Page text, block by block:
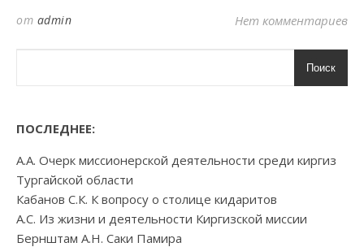
от admin Нет комментариев
Поиск
ПОСЛЕДНЕЕ:
А.А. Очерк миссионерской деятельности среди киргиз
Тургайской области
Кабанов С.К. К вопросу о столице кидаритов
А.С. Из жизни и деятельности Киргизской миссии
Бернштам А.Н. Саки Памира